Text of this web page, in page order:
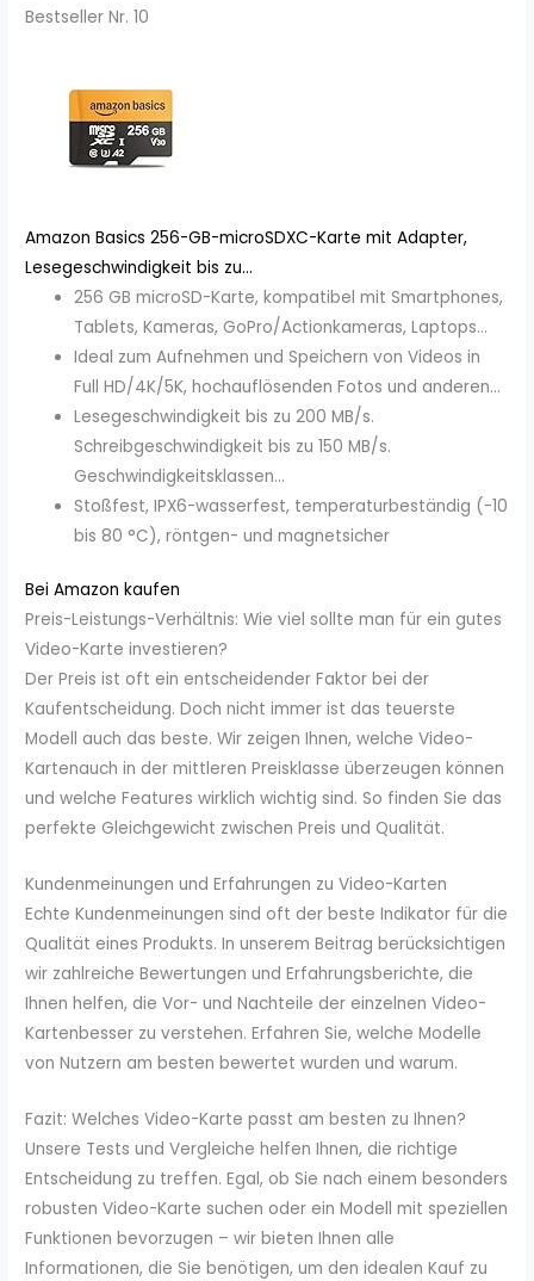
Bestseller Nr. 10
Amazon Basics 256-GB-microSDXC-Karte mit Adapter,
Lesegeschwindigkeit bis zu...
256 GB microSD-Karte, kompatibel mit Smartphones,
Tablets, Kameras, GoPro/Actionkameras, Laptops...
Ideal zum Aufnehmen und Speichern von Videos in
Full HD/4K/5K, hochauflösenden Fotos und anderen...
Lesegeschwindigkeit bis zu 200 MB/s.
Schreibgeschwindigkeit bis zu 150 MB/s.
Geschwindigkeitsklassen...
Stoßfest, IPX6-wasserfest, temperaturbeständig (-10
bis 80 °C), röntgen- und magnetsicher
Bei Amazon kaufen
Preis-Leistungs-Verhältnis: Wie viel sollte man für ein gutes
Video-Karte investieren?
Der Preis ist oft ein entscheidender Faktor bei der
Kaufentscheidung. Doch nicht immer ist das teuerste
Modell auch das beste. Wir zeigen Ihnen, welche Video-
Kartenauch in der mittleren Preisklasse überzeugen können
und welche Features wirklich wichtig sind. So finden Sie das
perfekte Gleichgewicht zwischen Preis und Qualität.
Kundenmeinungen und Erfahrungen zu Video-Karten
Echte Kundenmeinungen sind oft der beste Indikator für die
Qualität eines Produkts. In unserem Beitrag berücksichtigen
wir zahlreiche Bewertungen und Erfahrungsberichte, die
Ihnen helfen, die Vor- und Nachteile der einzelnen Video-
Kartenbesser zu verstehen. Erfahren Sie, welche Modelle
von Nutzern am besten bewertet wurden und warum.
Fazit: Welches Video-Karte passt am besten zu Ihnen?
Unsere Tests und Vergleiche helfen Ihnen, die richtige
Entscheidung zu treffen. Egal, ob Sie nach einem besonders
robusten Video-Karte suchen oder ein Modell mit speziellen
Funktionen bevorzugen – wir bieten Ihnen alle
Informationen, die Sie benötigen, um den idealen Kauf zu